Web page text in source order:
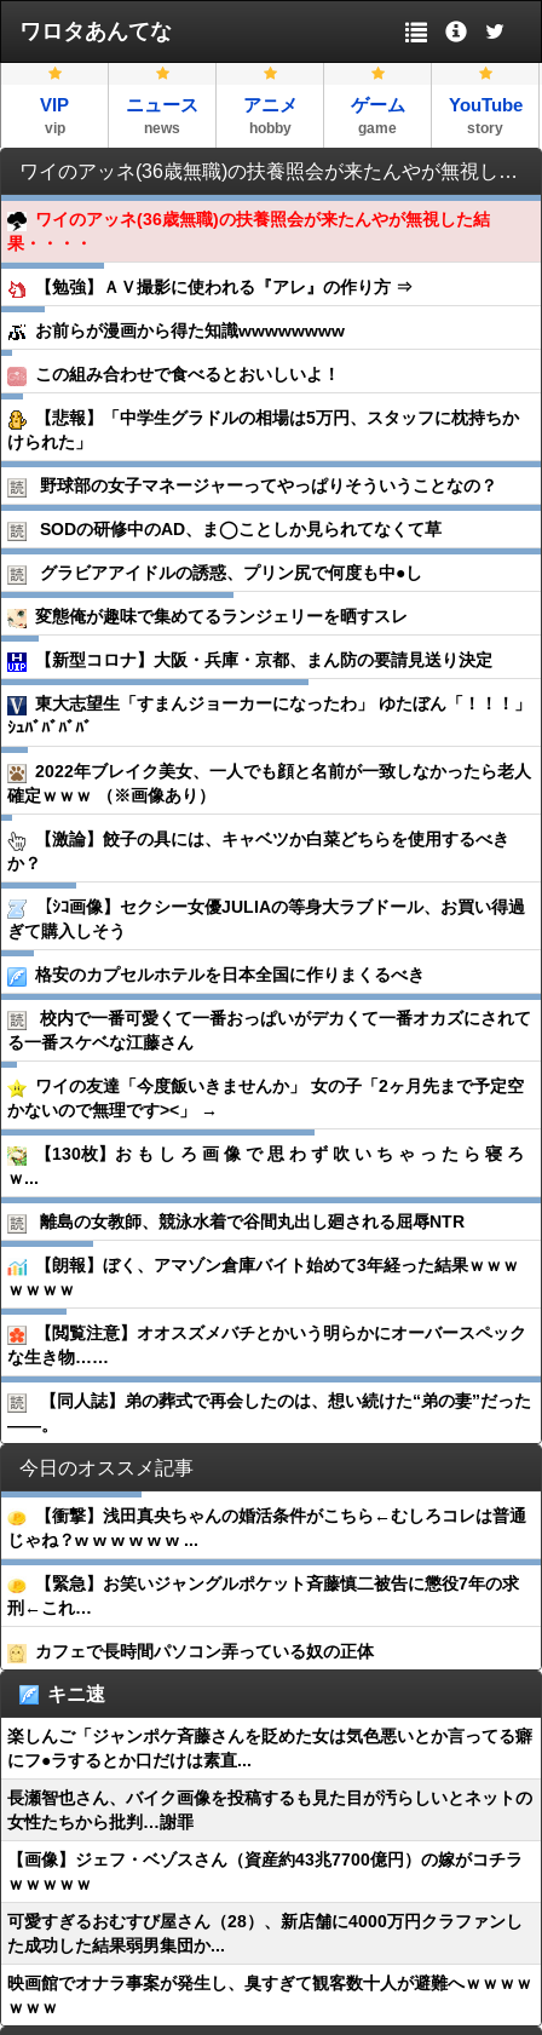
ワロタあんてな
VIP
vip
ニュース
news
アニメ
hobby
ゲーム
game
YouTube
story
ワイのアッネ(36歳無職)の扶養照会が来たんやが無視した結果・・・・
ワイのアッネ(36歳無職)の扶養照会が来たんやが無視した結
果・・・・
【勉強】ＡＶ撮影に使われる『アレ』の作り方 ⇒
お前らが漫画から得た知識wwwwwwww
この組み合わせで食べるとおいしいよ！
【悲報】「中学生グラドルの相場は5万円、スタッフに枕持ちか
けられた」
野球部の女子マネージャーってやっぱりそういうことなの？
SODの研修中のAD、ま◯ことしか見られてなくて草
グラビアアイドルの誘惑、プリン尻で何度も中●︎し
変態俺が趣味で集めてるランジェリーを晒すスレ
【新型コロナ】大阪・兵庫・京都、まん防の要請見送り決定
東大志望生「すまんジョーカーになったわ」 ゆたぼん「！！！」
ｼｭﾊﾞﾊﾞﾊﾞﾊﾞ
2022年ブレイク美女、一人でも顔と名前が一致しなかったら老人
確定ｗｗｗ （※画像あり）
【激論】餃子の具には、キャベツか白菜どちらを使用するべき
か？
【ｼｺ画像】セクシー女優JULIAの等身大ラブドール、お買い得過
ぎて購入しそう
格安のカプセルホテルを日本全国に作りまくるべき
校内で一番可愛くて一番おっぱいがデカくて一番オカズにされて
る一番スケベな江藤さん
ワイの友達「今度飯いきませんか」 女の子「2ヶ月先まで予定空
かないので無理です><」 →
【130枚】お も し ろ 画 像 で 思 わ ず 吹 い ち ゃ っ た ら 寝 ろ
ｗ...
離島の女教師、競泳水着で谷間丸出し廻される屈辱NTR
【朗報】ぼく、アマゾン倉庫バイト始めて3年経った結果ｗｗｗ
ｗｗｗｗ
【閲覧注意】オオスズメバチとかいう明らかにオーバースペック
な生き物……
【同人誌】弟の葬式で再会したのは、想い続けた“弟の妻”だった
――。
今日のオススメ記事
【衝撃】浅田真央ちゃんの婚活条件がこちら←むしろコレは普通
じゃね？w w w w w w ...
【緊急】お笑いジャングルポケット斉藤慎二被告に懲役7年の求
刑←これ…
カフェで長時間パソコン弄っている奴の正体
キニ速
楽しんご「ジャンポケ斉藤さんを貶めた女は気色悪いとか言ってる癖
にフ●ラするとか口だけは素直...
長瀬智也さん、バイク画像を投稿するも見た目が汚らしいとネットの
女性たちから批判…謝罪
【画像】ジェフ・ベゾスさん（資産約43兆7700億円）の嫁がコチラ
ｗｗｗｗｗ
可愛すぎるおむすび屋さん（28）、新店舗に4000万円クラファンし
た成功した結果弱男集団か...
映画館でオナラ事案が発生し、臭すぎて観客数十人が避難へｗｗｗｗ
ｗｗｗ